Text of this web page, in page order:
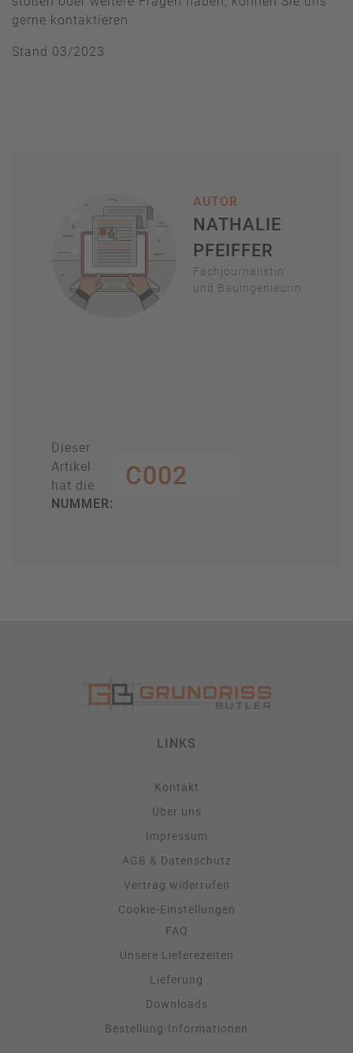
gerne kontaktieren.
Stand 03/2023
AUTOR
NATHALIE
PFEIFFER
Fachjournalistin
und Bauingenieurin
Dieser
Artikel
hat die
NUMMER:
C002
LINKS
Kontakt
Über uns
Impressum
AGB & Datenschutz
Vertrag widerrufen
Cookie-Einstellungen
FAQ
Unsere Lieferezeiten
Lieferung
Downloads
Bestellung-Informationen